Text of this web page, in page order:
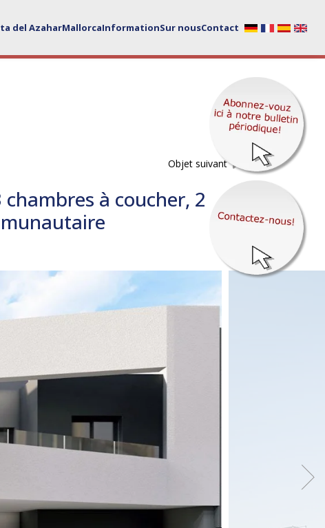
del AzaharMallorcaInformationSur nousContact
Objet suivant
à coucher, 2